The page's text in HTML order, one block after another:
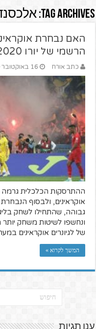
Tag Archives:
האם נבחרת
הרשמי של יורו 2020?
כתב אורח 16 באוקטובר 2019
ההתרסקות הכלכלית
אוקראינים, ולבסוף
גבוהה, שהתחילו לשחק
ונחשפו לשיטות משחק
של לגיונרים אוקראינים
המשך לקרוא »
ענן תגיות